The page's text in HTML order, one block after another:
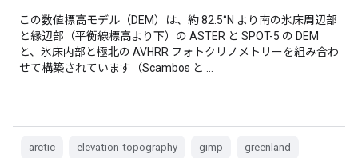
この数値標高モデル（DEM）は、約 82.5°N より南の氷床周辺部
と縁辺部（平衡線標高より下）の ASTER と SPOT-5 の DEM
と、氷床内部と極北の AVHRR フォトクリノメトリーを組み合わ
せて構築されています（Scambos と …
arctic elevation-topography gimp greenland